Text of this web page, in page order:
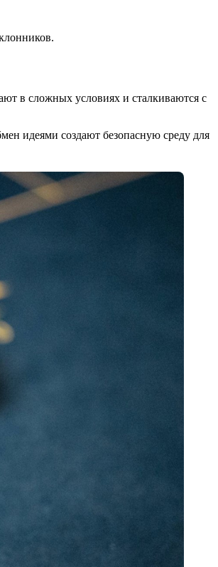
в сложных условиях и сталкиваются с
идеями создают безопасную среду для